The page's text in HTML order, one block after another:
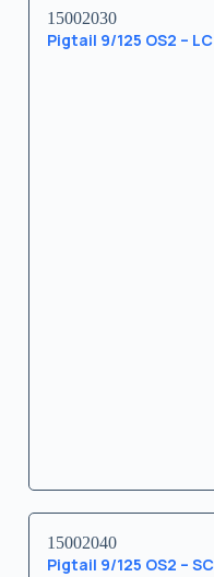
15002030
Pigtail 9/125 OS2 – LC
15002040
Pigtail 9/125 OS2 – SC